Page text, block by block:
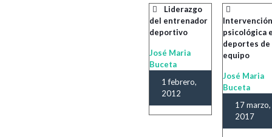
Liderazgo
del entrenador
deportivo
José Maria
Buceta
1 febrero,
2012
psicológica
deportes de
equipo
José Maria
Buceta
17 marzo,
2017